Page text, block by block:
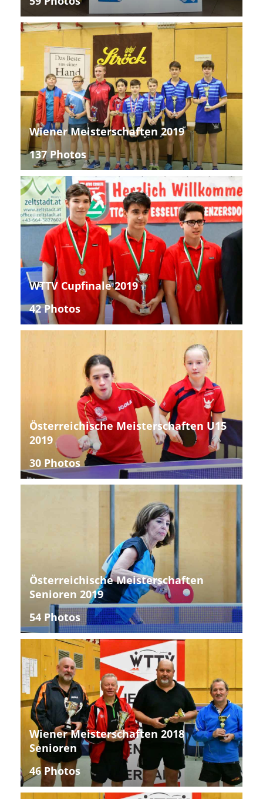
Wiener Meisterschaften 2019
137 Photos
WTTV Cupfinale 2019
42 Photos
Österreichische Meisterschaften U15
2019
30 Photos
Österreichische Meisterschaften
Senioren 2019
54 Photos
Wiener Meisterschaften 2018
Senioren
46 Photos